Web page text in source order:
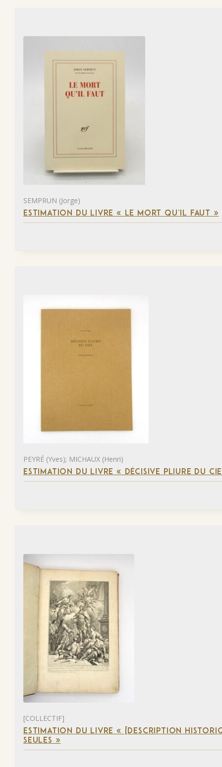
SEMPRUN (Jorge)
ESTIMATION DU LIVRE « LE MORT QU’IL FAUT »
PEYRÉ (Yves); MICHAUX (Henri)
ESTIMATION DU LIVRE « DÉCISIVE PLIURE DU
[COLLECTIF]
ESTIMATION DU LIVRE « [DESCRIPTION
SEULES »